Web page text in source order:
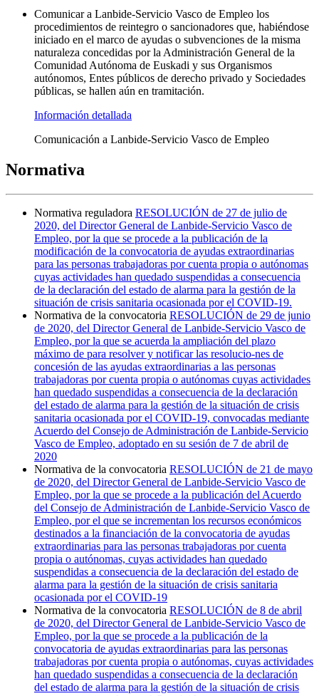
Comunicar a Lanbide-Servicio Vasco de Empleo los
procedimientos de reintegro o sancionadores que, habiéndose
iniciado en el marco de ayudas o subvenciones de la misma
naturaleza concedidas por la Administración General de la
Comunidad Autónoma de Euskadi y sus Organismos
autónomos, Entes públicos de derecho privado y Sociedades
públicas, se hallen aún en tramitación.
Información detallada
Comunicación a Lanbide-Servicio Vasco de Empleo
Normativa
Normativa reguladora RESOLUCIÓN de 27 de julio de
2020, del Director General de Lanbide-Servicio Vasco de
Empleo, por la que se procede a la publicación de la
modificación de la convocatoria de ayudas extraordinarias
para las personas trabajadoras por cuenta propia o autónomas
cuyas actividades han quedado suspendidas a consecuencia
de la declaración del estado de alarma para la gestión de la
situación de crisis sanitaria ocasionada por el COVID-19.
Normativa de la convocatoria RESOLUCIÓN de 29 de junio
de 2020, del Director General de Lanbide-Servicio Vasco de
Empleo, por la que se acuerda la ampliación del plazo
máximo de para resolver y notificar las resolucio-nes de
concesión de las ayudas extraordinarias a las personas
trabajadoras por cuenta propia o autónomas cuyas actividades
han quedado suspendidas a consecuencia de la declaración
del estado de alarma para la gestión de la situación de crisis
sanitaria ocasionada por el COVID-19, convocadas mediante
Acuerdo del Consejo de Administración de Lanbide-Servicio
Vasco de Empleo, adoptado en su sesión de 7 de abril de
2020
Normativa de la convocatoria RESOLUCIÓN de 21 de mayo
de 2020, del Director General de Lanbide-Servicio Vasco de
Empleo, por la que se procede a la publicación del Acuerdo
del Consejo de Administración de Lanbide-Servicio Vasco de
Empleo, por el que se incrementan los recursos económicos
destinados a la financiación de la convocatoria de ayudas
extraordinarias para las personas trabajadoras por cuenta
propia o autónomas, cuyas actividades han quedado
suspendidas a consecuencia de la declaración del estado de
alarma para la gestión de la situación de crisis sanitaria
ocasionada por el COVID-19
Normativa de la convocatoria RESOLUCIÓN de 8 de abril
de 2020, del Director General de Lanbide-Servicio Vasco de
Empleo, por la que se procede a la publicación de la
convocatoria de ayudas extraordinarias para las personas
trabajadoras por cuenta propia o autónomas, cuyas actividades
han quedado suspendidas a consecuencia de la declaración
del estado de alarma para la gestión de la situación de crisis